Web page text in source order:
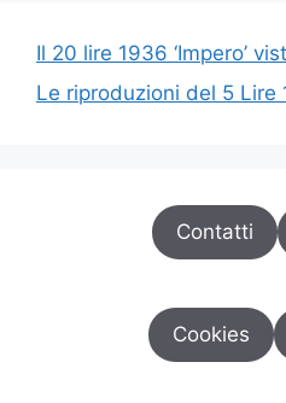
Il 20 lire 1936 ‘Impero’
Le riproduzioni del 5 Lire
Contatti
Cookies